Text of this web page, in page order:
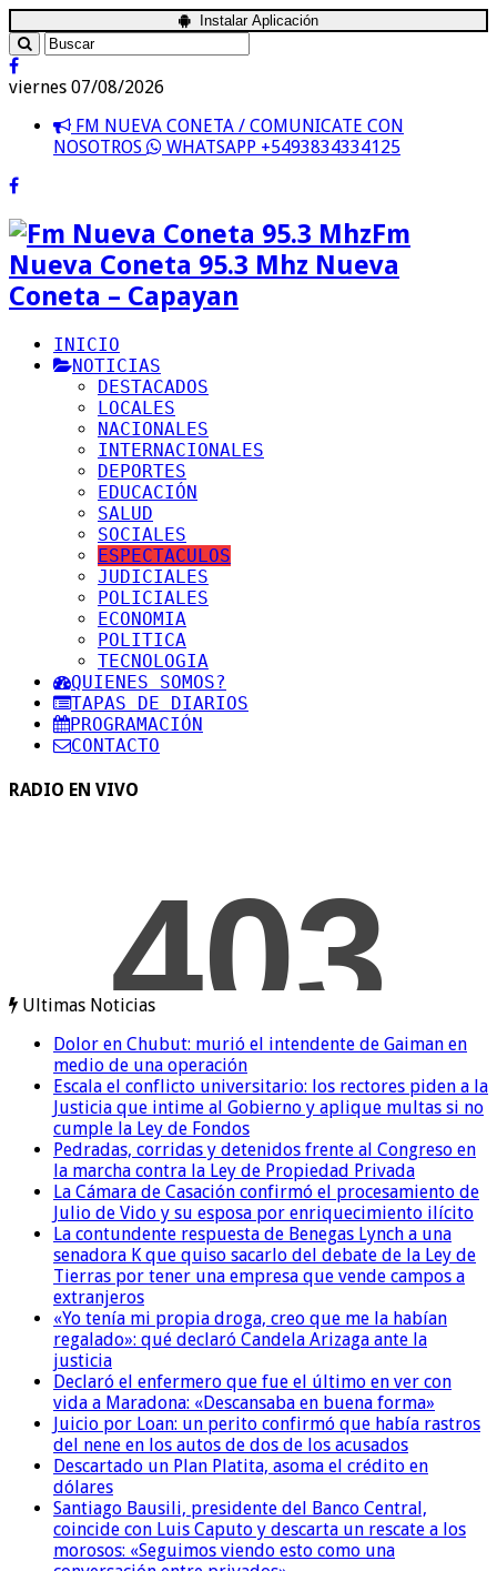
Instalar Aplicación
viernes 07/08/2026
FM NUEVA CONETA / COMUNICATE CON
NOSOTROS
WHATSAPP +5493834334125
Fm
Nueva Coneta 95.3 Mhz Nueva
Coneta – Capayan
INICIO
NOTICIAS
DESTACADOS
LOCALES
NACIONALES
INTERNACIONALES
DEPORTES
EDUCACIÓN
SALUD
SOCIALES
ESPECTACULOS
JUDICIALES
POLICIALES
ECONOMIA
POLITICA
TECNOLOGIA
QUIENES SOMOS?
TAPAS DE DIARIOS
PROGRAMACIÓN
CONTACTO
RADIO EN VIVO
Ultimas Noticias
Dolor en Chubut: murió el intendente de Gaiman en
medio de una operación
Escala el conflicto universitario: los rectores piden a la
Justicia que intime al Gobierno y aplique multas si no
cumple la Ley de Fondos
Pedradas, corridas y detenidos frente al Congreso en
la marcha contra la Ley de Propiedad Privada
La Cámara de Casación confirmó el procesamiento de
Julio de Vido y su esposa por enriquecimiento ilícito
La contundente respuesta de Benegas Lynch a una
senadora K que quiso sacarlo del debate de la Ley de
Tierras por tener una empresa que vende campos a
extranjeros
«Yo tenía mi propia droga, creo que me la habían
regalado»: qué declaró Candela Arizaga ante la
justicia
Declaró el enfermero que fue el último en ver con
vida a Maradona: «Descansaba en buena forma»
Juicio por Loan: un perito confirmó que había rastros
del nene en los autos de dos de los acusados
Descartado un Plan Platita, asoma el crédito en
dólares
Santiago Bausili, presidente del Banco Central,
coincide con Luis Caputo y descarta un rescate a los
morosos: «Seguimos viendo esto como una